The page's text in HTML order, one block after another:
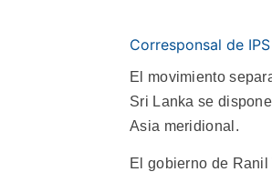
Corresponsal de IPS
El movimiento
Sri Lanka se
Asia meridional.
El gobierno de